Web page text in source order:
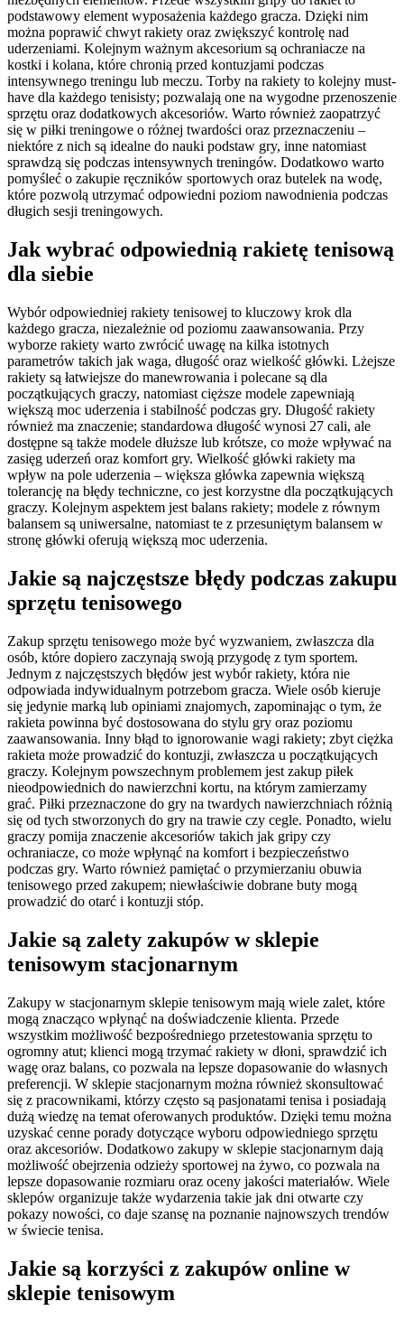
podstawowy element wyposażenia każdego gracza. Dzięki nim
można poprawić chwyt rakiety oraz zwiększyć kontrolę nad
uderzeniami. Kolejnym ważnym akcesorium są ochraniacze na
kostki i kolana, które chronią przed kontuzjami podczas
intensywnego treningu lub meczu. Torby na rakiety to kolejny must-
have dla każdego tenisisty; pozwalają one na wygodne przenoszenie
sprzętu oraz dodatkowych akcesoriów. Warto również zaopatrzyć
się w piłki treningowe o różnej twardości oraz przeznaczeniu –
niektóre z nich są idealne do nauki podstaw gry, inne natomiast
sprawdzą się podczas intensywnych treningów. Dodatkowo warto
pomyśleć o zakupie ręczników sportowych oraz butelek na wodę,
które pozwolą utrzymać odpowiedni poziom nawodnienia podczas
długich sesji treningowych.
Jak wybrać odpowiednią rakietę tenisową
dla siebie
Wybór odpowiedniej rakiety tenisowej to kluczowy krok dla
każdego gracza, niezależnie od poziomu zaawansowania. Przy
wyborze rakiety warto zwrócić uwagę na kilka istotnych
parametrów takich jak waga, długość oraz wielkość główki. Lżejsze
rakiety są łatwiejsze do manewrowania i polecane są dla
początkujących graczy, natomiast cięższe modele zapewniają
większą moc uderzenia i stabilność podczas gry. Długość rakiety
również ma znaczenie; standardowa długość wynosi 27 cali, ale
dostępne są także modele dłuższe lub krótsze, co może wpływać na
zasięg uderzeń oraz komfort gry. Wielkość główki rakiety ma
wpływ na pole uderzenia – większa główka zapewnia większą
tolerancję na błędy techniczne, co jest korzystne dla początkujących
graczy. Kolejnym aspektem jest balans rakiety; modele z równym
balansem są uniwersalne, natomiast te z przesuniętym balansem w
stronę główki oferują większą moc uderzenia.
Jakie są najczęstsze błędy podczas zakupu
sprzętu tenisowego
Zakup sprzętu tenisowego może być wyzwaniem, zwłaszcza dla
osób, które dopiero zaczynają swoją przygodę z tym sportem.
Jednym z najczęstszych błędów jest wybór rakiety, która nie
odpowiada indywidualnym potrzebom gracza. Wiele osób kieruje
się jedynie marką lub opiniami znajomych, zapominając o tym, że
rakieta powinna być dostosowana do stylu gry oraz poziomu
zaawansowania. Inny błąd to ignorowanie wagi rakiety; zbyt ciężka
rakieta może prowadzić do kontuzji, zwłaszcza u początkujących
graczy. Kolejnym powszechnym problemem jest zakup piłek
nieodpowiednich do nawierzchni kortu, na którym zamierzamy
grać. Piłki przeznaczone do gry na twardych nawierzchniach różnią
się od tych stworzonych do gry na trawie czy cegle. Ponadto, wielu
graczy pomija znaczenie akcesoriów takich jak gripy czy
ochraniacze, co może wpłynąć na komfort i bezpieczeństwo
podczas gry. Warto również pamiętać o przymierzaniu obuwia
tenisowego przed zakupem; niewłaściwie dobrane buty mogą
prowadzić do otarć i kontuzji stóp.
Jakie są zalety zakupów w sklepie
tenisowym stacjonarnym
Zakupy w stacjonarnym sklepie tenisowym mają wiele zalet, które
mogą znacząco wpłynąć na doświadczenie klienta. Przede
wszystkim możliwość bezpośredniego przetestowania sprzętu to
ogromny atut; klienci mogą trzymać rakiety w dłoni, sprawdzić ich
wagę oraz balans, co pozwala na lepsze dopasowanie do własnych
preferencji. W sklepie stacjonarnym można również skonsultować
się z pracownikami, którzy często są pasjonatami tenisa i posiadają
dużą wiedzę na temat oferowanych produktów. Dzięki temu można
uzyskać cenne porady dotyczące wyboru odpowiedniego sprzętu
oraz akcesoriów. Dodatkowo zakupy w sklepie stacjonarnym dają
możliwość obejrzenia odzieży sportowej na żywo, co pozwala na
lepsze dopasowanie rozmiaru oraz oceny jakości materiałów. Wiele
sklepów organizuje także wydarzenia takie jak dni otwarte czy
pokazy nowości, co daje szansę na poznanie najnowszych trendów
w świecie tenisa.
Jakie są korzyści z zakupów online w
sklepie tenisowym